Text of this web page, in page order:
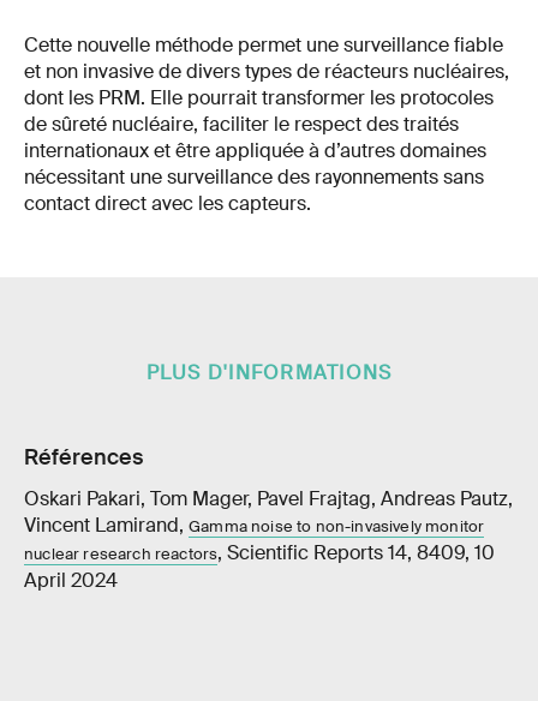
Cette nouvelle méthode permet une surveillance fiable
et non invasive de divers types de réacteurs nucléaires,
dont les PRM. Elle pourrait transformer les protocoles
de sûreté nucléaire, faciliter le respect des traités
internationaux et être appliquée à d’autres domaines
nécessitant une surveillance des rayonnements sans
contact direct avec les capteurs.
PLUS D'INFORMATIONS
Références
Oskari Pakari, Tom Mager, Pavel Frajtag, Andreas Pautz,
Vincent Lamirand, Gamma noise to non-invasively monitor
nuclear research reactors, Scientific Reports 14, 8409, 10
April 2024